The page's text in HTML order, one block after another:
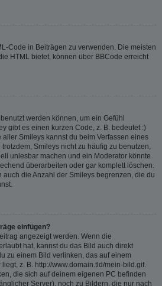
Code in Beiträgen zu verwenden. Die meisten
HTML bietet, können über BBCode erreicht
werden können, um ein Gefühl
gibt es einen kurzen Code, z. B. bedeutet :)
Smileys kannst du beim Verfassen eines
Smileys nicht zu häufig zu benutzen,
unlesbar machen und ein Moderator könnte
überarbeiten oder gar komplett löschen.
die Anzahl der Smileys begrenzen, die du
einfügen?
angezeigt werden. Wenn die
hat, kannst du das Bild auch direkt
zu einem Bild verlinken, das auf einem
z. B. http://www.domain.tld/mein-bild.gif.
die sich auf deinem eigenen PC befinden
Server), noch zu Bildern, die nur nach